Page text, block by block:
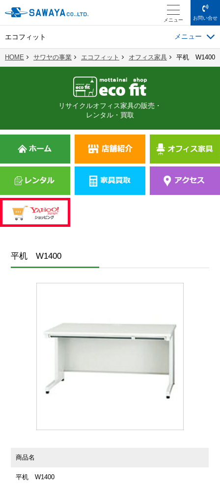
メニュー お問い合せ
エコフィット
HOME サワヤの事業 エコフィット オフィス家具 平机 W1400
リサイクルオフィス家具の販売・
レンタル・買取
平机 W1400
商品名
平机 W1400